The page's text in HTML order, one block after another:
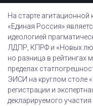
На старте
«Единая Россия»
идеологией
ЛДПР, КПРФ и «Новых
но разница в рейтингах
пределах
ЭИСИ на круглом столе
регистрации и
декларируемого